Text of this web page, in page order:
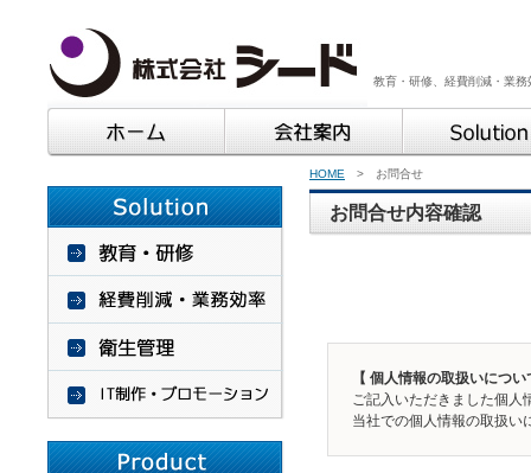
教育・研修、経費削減・業
HOME > お問合せ
お問合せ内容確認
【 個人情報の取扱いについ
ご記入いただきました個人
当社での個人情報の取扱い